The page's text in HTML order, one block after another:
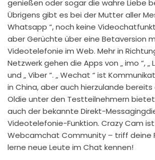
genießen oder sogar die wahre Liebe
Übrigens gibt es bei der Mutter aller
Whatsapp “, noch keine
aber Gerüchte über eine Betaversion
Videotelefonie im Web. Mehr in
Netzwerk gehen die Apps von „ imo “, „
und „ Viber “. „ Wechat “ ist
in China, aber auch hierzulande
Oldie unter den Testteilnehmern
auch der bekannte Direkt-
Videotelefonie-Funktion. Crazy Cam
Webcamchat Community – triff deine
lerne neue Leute im Chat kennen!